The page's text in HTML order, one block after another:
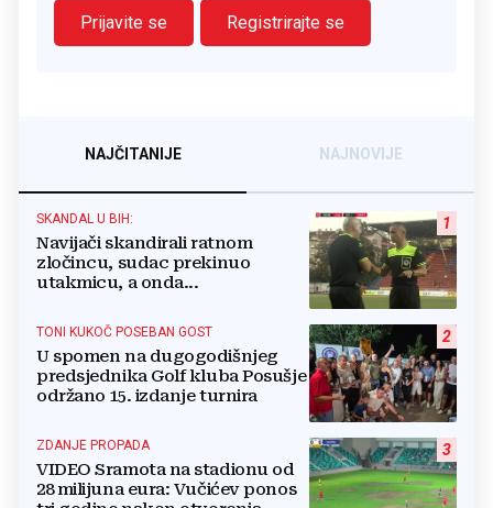
Prijavite se
Registrirajte se
NAJČITANIJE NAJNOVIJE
1
SKANDAL U BIH:
Navijači skandirali ratnom
zločincu, sudac prekinuo
utakmicu, a onda...
2
TONI KUKOČ POSEBAN GOST
U spomen na dugogodišnjeg
predsjednika Golf kluba Posušje
održano 15. izdanje turnira
3
ZDANJE PROPADA
VIDEO Sramota na stadionu od
28 milijuna eura: Vučićev ponos